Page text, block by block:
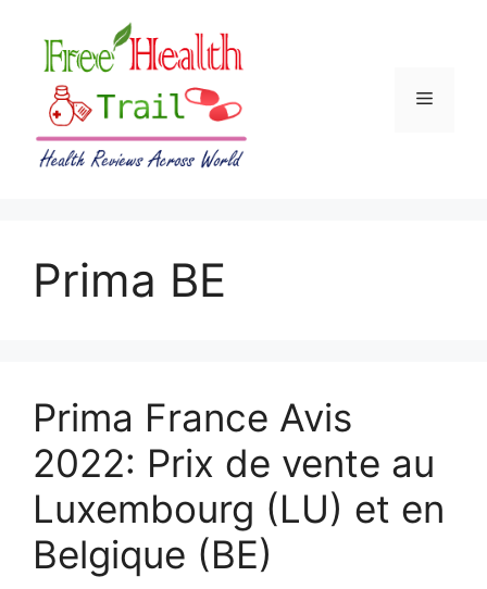
content
Menu
Prima BE
Prima France Avis
2022: Prix de vente au
Luxembourg (LU) et en
Belgique (BE)